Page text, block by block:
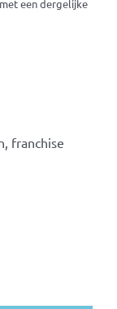
een dergelijke
franchise